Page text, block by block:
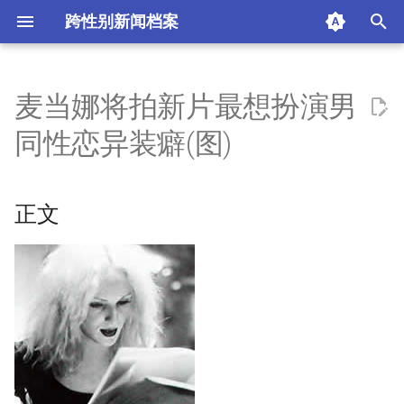
跨性别新闻档案
i
t
a
i
正文
附加信息 [Processed Page
麦当娜将拍新片最想扮演男
同性恋异装癖(图)
正文